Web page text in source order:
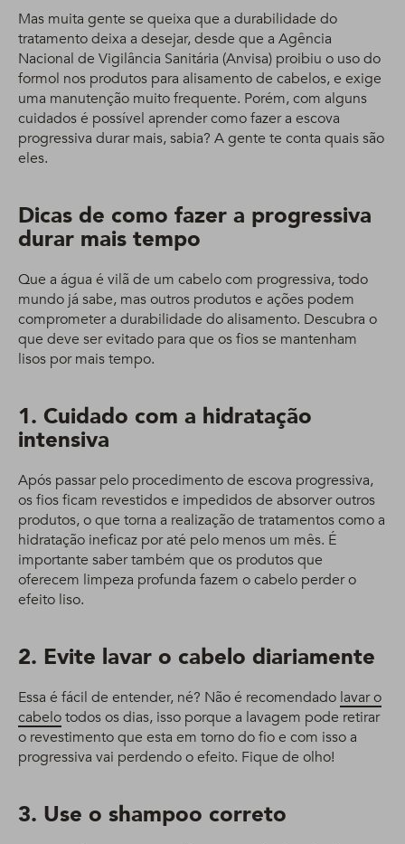
Mas muita gente se queixa que a durabilidade do
tratamento deixa a desejar, desde que a Agência
Nacional de Vigilância Sanitária (Anvisa) proibiu o uso do
formol nos produtos para alisamento de cabelos, e exige
uma manutenção muito frequente. Porém, com alguns
cuidados é possível aprender como fazer a escova
progressiva durar mais, sabia? A gente te conta quais são
eles.
Dicas de como fazer a progressiva
durar mais tempo
Que a água é vilã de um cabelo com progressiva, todo
mundo já sabe, mas outros produtos e ações podem
comprometer a durabilidade do alisamento. Descubra o
que deve ser evitado para que os fios se mantenham
lisos por mais tempo.
1. Cuidado com a hidratação
intensiva
Após passar pelo procedimento de escova progressiva,
os fios ficam revestidos e impedidos de absorver outros
produtos, o que torna a realização de tratamentos como a
hidratação ineficaz por até pelo menos um mês. É
importante saber também que os produtos que
oferecem limpeza profunda fazem o cabelo perder o
efeito liso.
2. Evite lavar o cabelo diariamente
Essa é fácil de entender, né? Não é recomendado lavar o
cabelotodos os dias, isso porque a lavagem pode retirar
o revestimento que esta em torno do fio e com isso a
progressiva vai perdendo o efeito. Fique de olho!
3. Use o shampoo correto